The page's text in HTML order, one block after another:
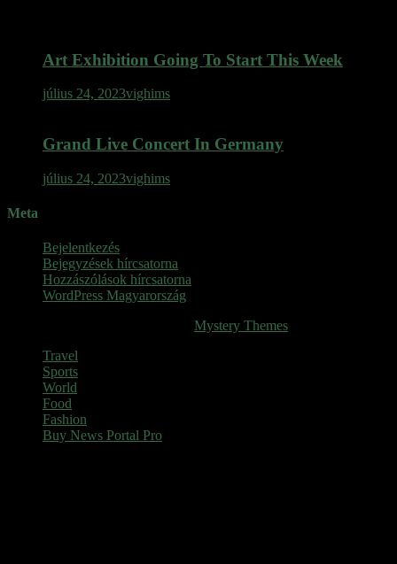
Art Exhibition Going To Start This Week
július 24, 2023vighims
Grand Live Concert In Germany
július 24, 2023vighims
Meta
Bejelentkezés
Bejegyzések hírcsatorna
Hozzászólások hírcsatorna
WordPress Magyarország
Mystery Themes
Travel
Sports
World
Food
Fashion
Buy News Portal Pro